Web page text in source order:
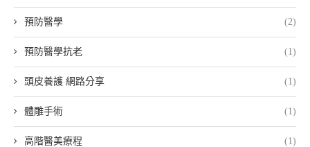
預防醫學 (2)
預防醫學抗老 (1)
頭皮養護 網路分享 (1)
體雕手術 (1)
高階醫美療程 (1)